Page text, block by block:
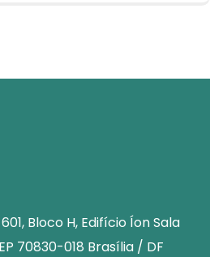
Bloco H, Edifício Íon Sala
70830-018 Brasília / DF